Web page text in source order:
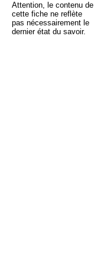
Attention, le contenu de
cette fiche ne reflète
pas nécessairement le
dernier état du savoir.